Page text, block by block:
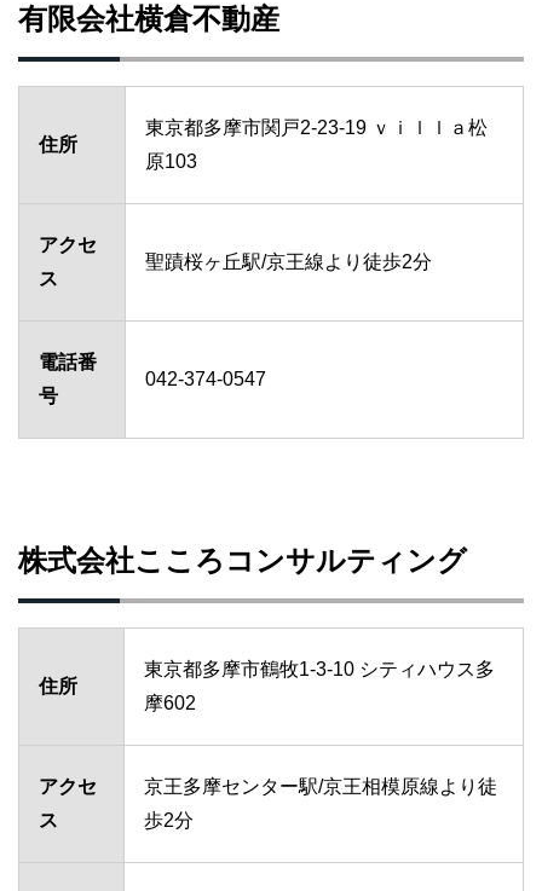
有限会社横倉不動産
住所
東京都多摩市関戸2-23-19 ｖｉｌｌａ松
原103
アクセ
ス
聖蹟桜ヶ丘駅/京王線より徒歩2分
電話番
号
042-374-0547
株式会社こころコンサルティング
住所
東京都多摩市鶴牧1-3-10 シティハウス多
摩602
アクセ
ス
京王多摩センター駅/京王相模原線より徒
歩2分